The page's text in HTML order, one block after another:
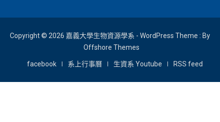
Copyright © 2026 嘉義大學生物資源學系 - WordPress Theme : By
Offshore Themes
facebook 系上行事曆 生資系 Youtube RSS feed